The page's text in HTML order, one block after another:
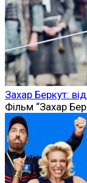
Захар Беркут:
Фільм “Захар